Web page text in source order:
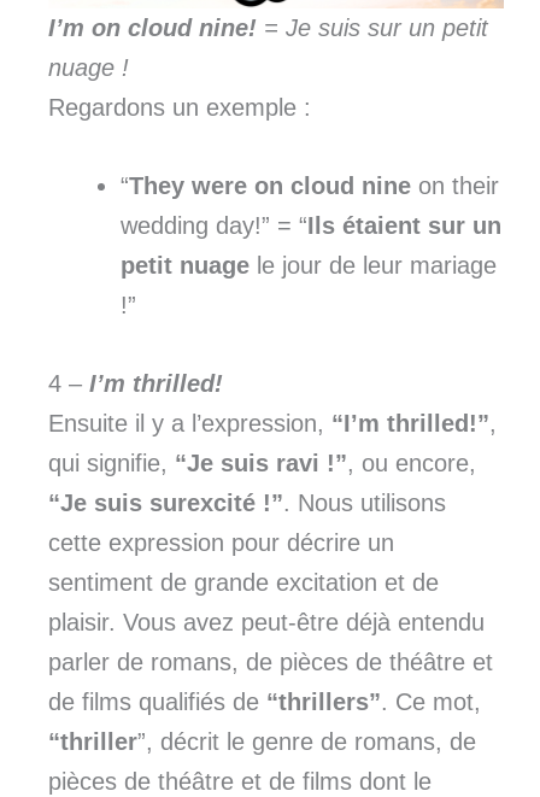
I’m on cloud nine! = Je suis sur un petit
nuage !
Regardons un exemple :
“They were on cloud nine on their
wedding day!” = “Ils étaient sur un
petit nuage le jour de leur mariage
!”
4 – I’m thrilled!
Ensuite il y a l’expression, “I’m thrilled!”,
qui signifie, “Je suis ravi !”, ou encore,
“Je suis surexcité !”. Nous utilisons
cette expression pour décrire un
sentiment de grande excitation et de
plaisir. Vous avez peut-être déjà entendu
parler de romans, de pièces de théâtre et
de films qualifiés de “thrillers”. Ce mot,
“thriller”, décrit le genre de romans, de
pièces de théâtre et de films dont le